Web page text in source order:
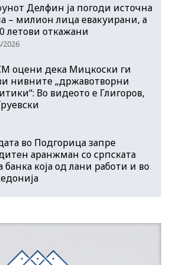
Делфин ја погоди источна
– милион лица евакуирани, а
летови откажани
2026
оцени дека Мицкоски ги
нивните „државотворни
Во видеото е Глигоров,
во Подгорица запре
аранжман со српската
банка која од лани работи и во